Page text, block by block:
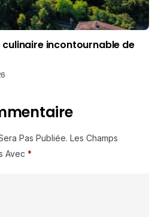
culinaire incontournable de
Pas Publiée. Les Champs
Avec *